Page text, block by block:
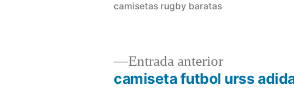
camisetas rugby baratas
Navegación
Entrada anteriorEntrada
anterior:
camiseta futbol urss